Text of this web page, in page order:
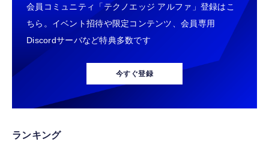
エントリーパッケージ 月額利用(音声
SIM/SMS)[ドコモ・au回線]・(データ/eSIM/
￥290
エレコム 充電器 Type-C USB-C 20W USB PD
対応 ケーブル一体型 1.5m PSE認証品 GaN採
用 折りたたみ式プラグ しろちゃん 【
iPhone16 15 等対応】 EC-AC6920WF
iPhone 15/16/17対応】横向きに寝ると耳が圧
迫されない ソフトシリコンで柔らかい 超軽量
超小型 外部ノイズ遮断 音質良い リモコン マ
イク付き 安眠 仕事 勉強 通勤通学最適（黑-
￥2,199
Lightning to 3.5mm イヤホンジャック 変換
MFi認証 【ハイレゾ音質】 内蔵DAC 遅延な
し 48ビット/96KHz 音量調節対応
ト(オーブ連合首長国パイロットスーツVer．)
約140mm PVC&ABS製 塗装済み可動フィギ
￥9,900
TAMASHII NATIONS S.H.フィギュアーツ
HUNTER×HUNTER クロロ 約155mm
PVC&ABS製 塗装済み可動フィギュア
会員コミュニティ「テクノエッジ アルファ」登録はこ
ちら。イベント招待や限定コンテンツ、会員専用
Discordサーバなど特典多数です
今すぐ登録
ランキング